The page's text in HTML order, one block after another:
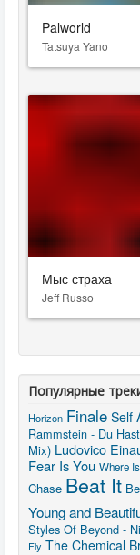
Palworld
Tatsuya Yano
Мыс страха
Jeff Russo
Популярные
Horizon Finale Self
Rammstein - Du Hast
Mix) Ludovico
Fear Is You Where
Chase Beat It
Young and
Styles Of Beyond -
Fly The Chemical